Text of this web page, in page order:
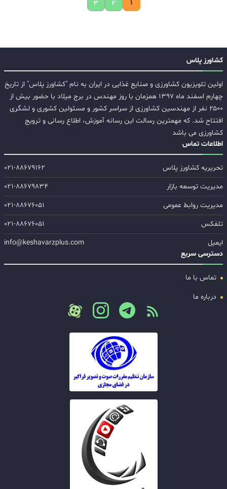
۱ ۲ ۳
کشاورز پلاس
اولین تلویزیون کشاورزی و صنایع غذایی در ایران به نام "کشاورز پلاس" از تاریخ
چهارم اسفند ماه ۱۳۹۷ همزمان با روز مهندس در برج میلاد با حضور بیش از
۲۵۰۰ نفر از مهندسین کشاورزی از سراسر کشور و مسئولین کشوری و لشگری
افتتاح شد. که مهمترین رسالت این رسانه آموزش، اطلاع رسانی و ترویج
کشاورزی می باشد
اطلاعات تماس
تحریریه کشاورز پلاس
۰۲۱-۸۸۶۷۹۱۶۲
مدیریت توسعه بازار
۰۲۱-۸۸۶۷۹۸۳۴
مدیریت روابط عمومی
۰۲۱-۸۸۶۷۶۰۵۱
تلفکس
۰۲۱-۸۸۶۷۶۰۵۱
ایمیل
info@keshavarzplus.com
دسترسی سریع
تماس با ما
درباره ما